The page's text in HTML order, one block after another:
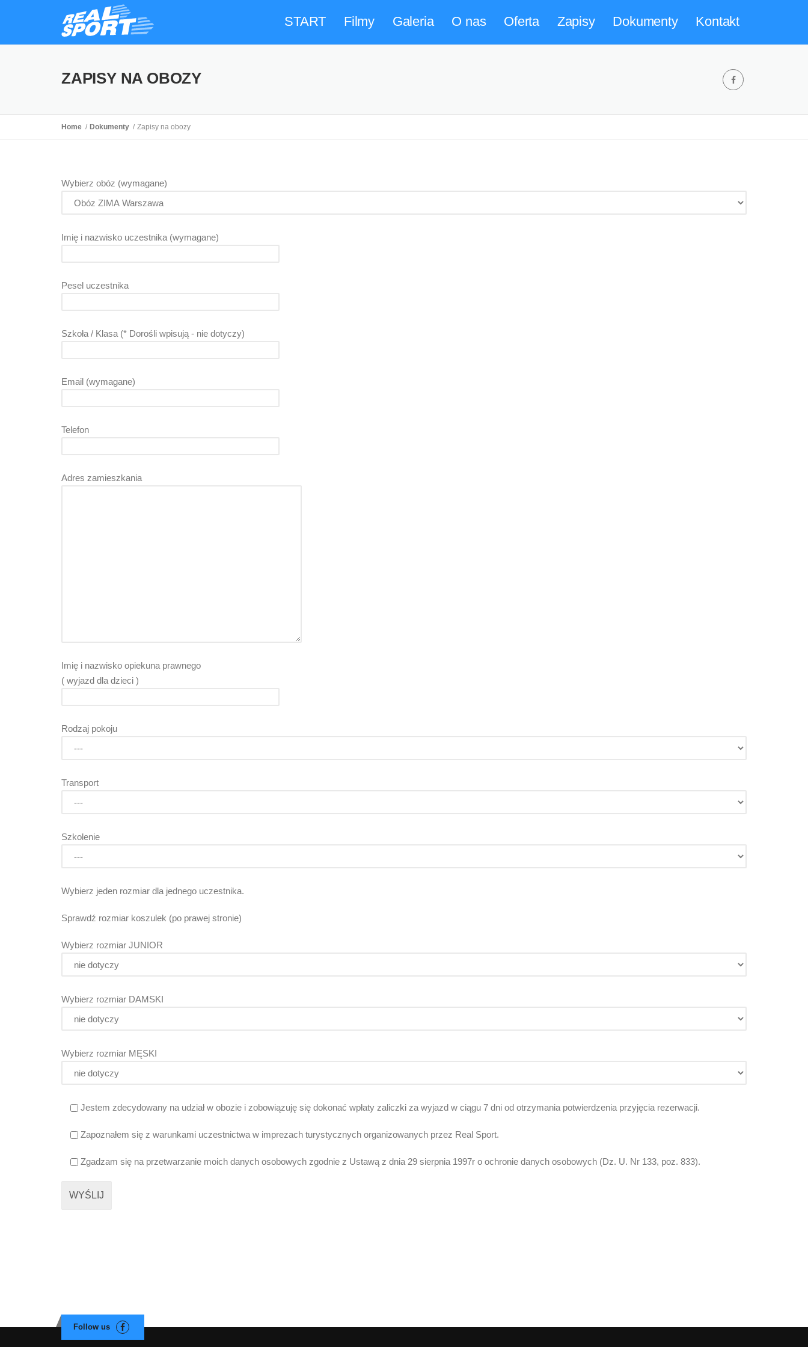
START Filmy Galeria O nas Oferta Zapisy Dokumenty Kontakt
ZAPISY NA OBOZY
Home Dokumenty Zapisy na obozy
Wybierz obóz (wymagane)
Imię i nazwisko uczestnika (wymagane)
Pesel uczestnika
Szkoła / Klasa (* Dorośli wpisują - nie dotyczy)
Email (wymagane)
Telefon
Adres zamieszkania
Imię i nazwisko opiekuna prawnego
( wyjazd dla dzieci )
Rodzaj pokoju
Transport
Szkolenie
Wybierz jeden rozmiar dla jednego uczestnika.
Sprawdź rozmiar koszulek (po prawej stronie)
Wybierz rozmiar JUNIOR
Wybierz rozmiar DAMSKI
Wybierz rozmiar MĘSKI
Jestem zdecydowany na udział w obozie i zobowiązuję się dokonać wpłaty zaliczki za wyjazd w ciągu 7 dni od otrzymania potwierdzenia przyjęcia rezerwacji.
Zapoznałem się z warunkami uczestnictwa w imprezach turystycznych organizowanych przez Real Sport.
Zgadzam się na przetwarzanie moich danych osobowych zgodnie z Ustawą z dnia 29 sierpnia 1997r o ochronie danych osobowych (Dz. U. Nr 133, poz. 833).